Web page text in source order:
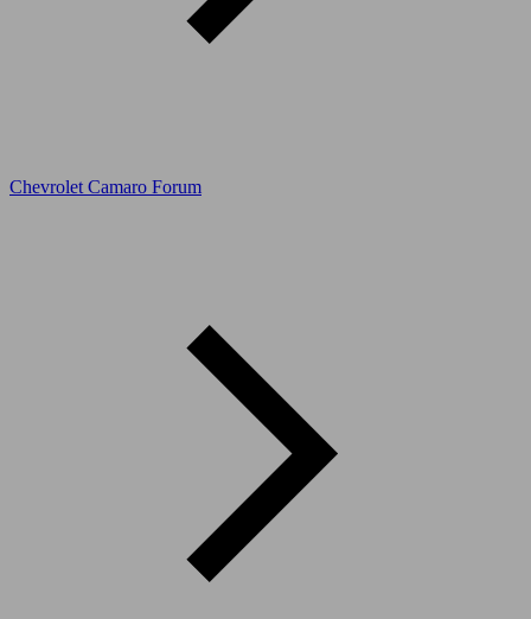
Chevrolet Camaro Forum